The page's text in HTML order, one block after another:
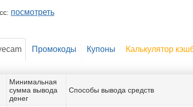
посмотреть
Промокоды Купоны Калькулятор
Минимальная
сумма вывода
денег
Способы вывода средств